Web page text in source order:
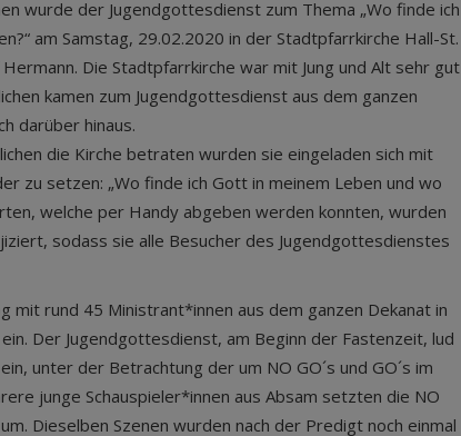
wurde der Jugendgottesdienst zum Thema „Wo finde ich
am Samstag, 29.02.2020 in der Stadtpfarrkirche Hall-St.
Die Stadtpfarrkirche war mit Jung und Alt sehr gut
kamen zum Jugendgottesdienst aus dem ganzen
darüber hinaus.
die Kirche betraten wurden sie eingeladen sich mit
zu setzen: „Wo finde ich Gott in meinem Leben und wo
welche per Handy abgeben werden konnten, wurden
sodass sie alle Besucher des Jugendgottesdienstes
mit rund 45 Ministrant*innen aus dem ganzen Dekanat in
Der Jugendgottesdienst, am Beginn der Fastenzeit, lud
unter der Betrachtung der um NO GO´s und GO´s im
junge Schauspieler*innen aus Absam setzten die NO
Dieselben Szenen wurden nach der Predigt noch einmal